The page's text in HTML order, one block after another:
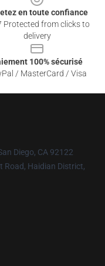
en toute confiance
Protected from clicks to
delivery
100% sécurisé
/ MasterCard / Visa
Diego, CA 92122
Road, Haidian District,